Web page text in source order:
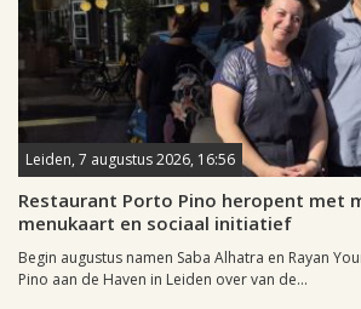
Leiden, 7 augustus 2026, 16:56
Restaurant Porto Pino heropent met
menukaart en sociaal initiatief
Begin augustus namen Saba Alhatra en Rayan
Pino aan de Haven in Leiden over van de...